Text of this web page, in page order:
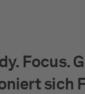
Focus.
sich